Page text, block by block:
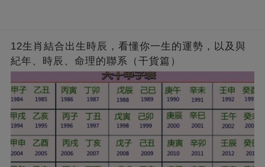
12生肖結合出生時辰，看懂你一生的運勢，以及與
紀年、時辰、命理的聯系（干貨篇）